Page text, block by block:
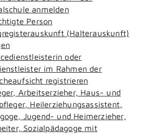
anmelden
Person
(Halterauskunft)
oder
im Rahmen der
registrieren
Arbeitserzieher, Haus- und
Heilerziehungsassistent,
Jugend- und Heimerzieher,
Sozialpädagoge mit